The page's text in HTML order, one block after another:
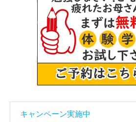
キャンペーン実施中